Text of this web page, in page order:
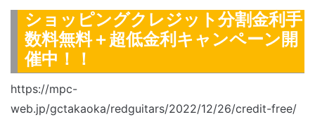
ショッピングクレジット分割金利手
数料無料＋超低金利キャンペーン開
催中！！
https://mpc-
web.jp/gctakaoka/redguitars/2022/12/26/credit-free/